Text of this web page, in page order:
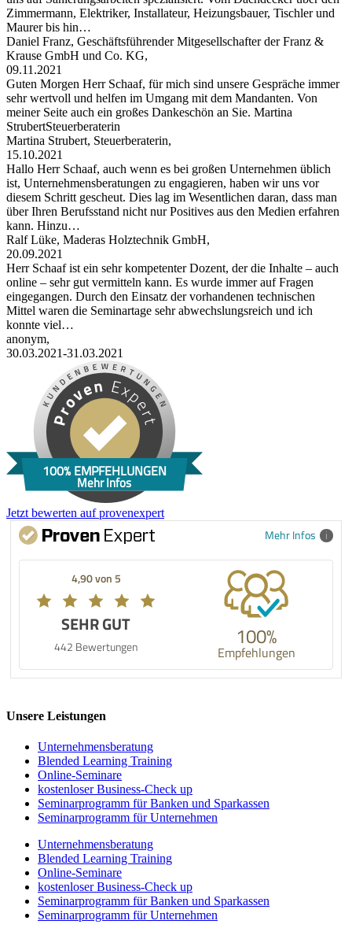
Zimmermann, Elektriker, Installateur, Heizungsbauer, Tischler und
Maurer bis hin…
Daniel Franz, Geschäftsführender Mitgesellschafter der Franz &
Krause GmbH und Co. KG,
09.11.2021
Guten Morgen Herr Schaaf, für mich sind unsere Gespräche immer
sehr wertvoll und helfen im Umgang mit dem Mandanten. Von
meiner Seite auch ein großes Dankeschön an Sie. Martina
StrubertSteuerberaterin
Martina Strubert, Steuerberaterin,
15.10.2021
Hallo Herr Schaaf, auch wenn es bei großen Unternehmen üblich
ist, Unternehmensberatungen zu engagieren, haben wir uns vor
diesem Schritt gescheut. Dies lag im Wesentlichen daran, dass man
über Ihren Berufsstand nicht nur Positives aus den Medien erfahren
kann. Hinzu…
Ralf Lüke, Maderas Holztechnik GmbH,
20.09.2021
Herr Schaaf ist ein sehr kompetenter Dozent, der die Inhalte – auch
online – sehr gut vermitteln kann. Es wurde immer auf Fragen
eingegangen. Durch den Einsatz der vorhandenen technischen
Mittel waren die Seminartage sehr abwechslungsreich und ich
konnte viel…
anonym,
30.03.2021-31.03.2021
100% EMPFEHLUNGEN
Mehr Infos
Jetzt bewerten auf provenexpert
Mehr Infos
4,90 von 5
SEHR GUT
442 Bewertungen 100%
Empfehlungen
Unsere Leistungen
Unternehmens­beratung
Blended Learning Training
Online-Seminare
kostenloser Business-Check up
Seminarprogramm für Banken und Sparkassen
Seminarprogramm für Unternehmen
Unternehmens­beratung
Blended Learning Training
Online-Seminare
kostenloser Business-Check up
Seminarprogramm für Banken und Sparkassen
Seminarprogramm für Unternehmen